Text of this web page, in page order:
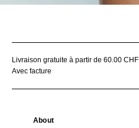
Livraison gratuite à partir de 60.00 CHF
Avec facture
About